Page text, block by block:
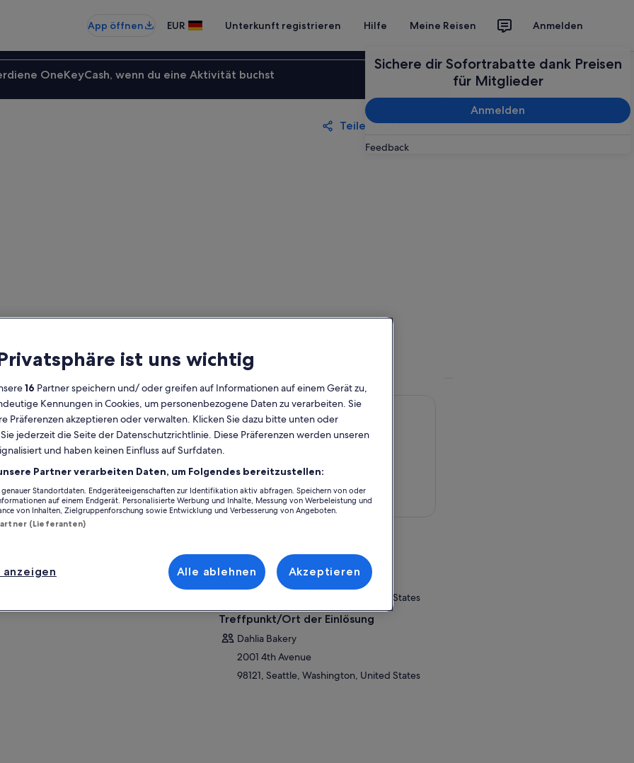
App öffnen EUR Unterkunft registrieren Hilfe Meine Reisen Anmelden
Sichere dir Sofortrabatte dank Preisen
für Mitglieder
Anmelden
Feedback
OneKeyCash, wenn du eine Aktivität buchst
Teilen Speichern
Aktivität FAQsBewertungen
Kostenlose
Stornierung
möglich
2 Stunden
15 Minuten
E-Voucher
Sofortige
Bestätigung
Es durchläuft derzeit eine
anders als alles, was es zuvor
Tour feiert Schokolade in all ihren Formen;
Auf Karte anzeigen
Dahlia Bakery
2001 4th Avenue
98121, Seattle, Washington, United States
Treffpunkt/Ort der Einlösung
Dahlia Bakery
2001 4th Avenue
98121, Seattle, Washington, United States
ist uns wichtig
16 Partner speichern und/ oder greifen auf Informationen auf einem Gerät zu,
Kennungen in Cookies, um personenbezogene Daten zu verarbeiten. Sie
Präferenzen akzeptieren oder verwalten. Klicken Sie dazu bitte unten oder
jederzeit die Seite der Datenschutzrichtlinie. Diese Präferenzen werden unseren
und haben keinen Einfluss auf Surfdaten.
Partner verarbeiten Daten, um Folgendes bereitzustellen:
Standortdaten. Endgeräteeigenschaften zur Identifikation aktiv abfragen. Speichern von oder
auf einem Endgerät. Personalisierte Werbung und Inhalte, Messung von Werbeleistung und
von Inhalten, Zielgruppenforschung sowie Entwicklung und Verbesserung von Angeboten.
(Lieferanten)
Alle ablehnen Akzeptieren